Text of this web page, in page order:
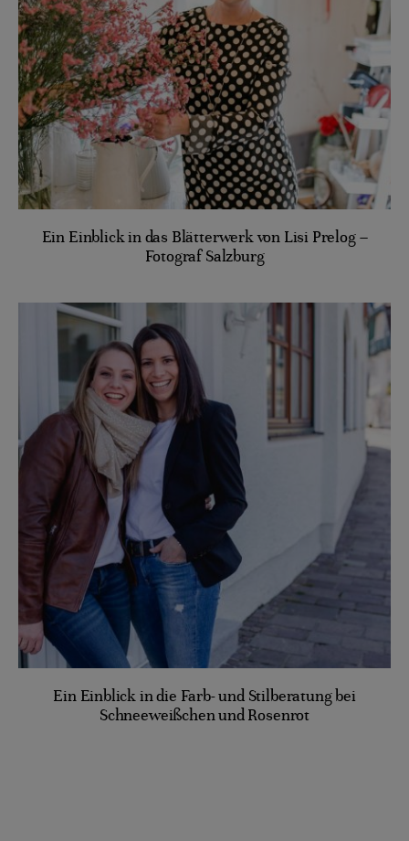
Ein Einblick in das Blätterwerk von Lisi Prelog –
Fotograf Salzburg
Ein Einblick in die Farb- und Stilberatung bei
Schneeweißchen und Rosenrot